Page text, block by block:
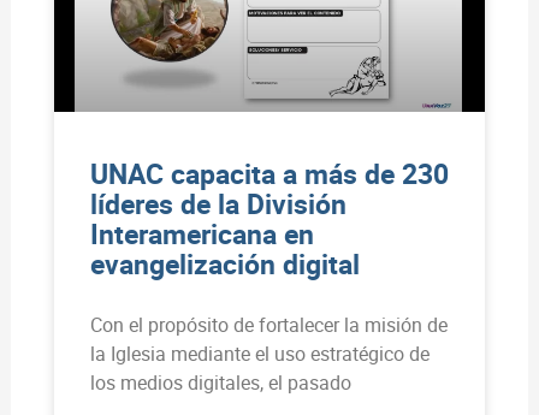
UNAC capacita a más de 230
líderes de la División
Interamericana en
evangelización digital
Con el propósito de fortalecer la misión de
la Iglesia mediante el uso estratégico de
los medios digitales, el pasado